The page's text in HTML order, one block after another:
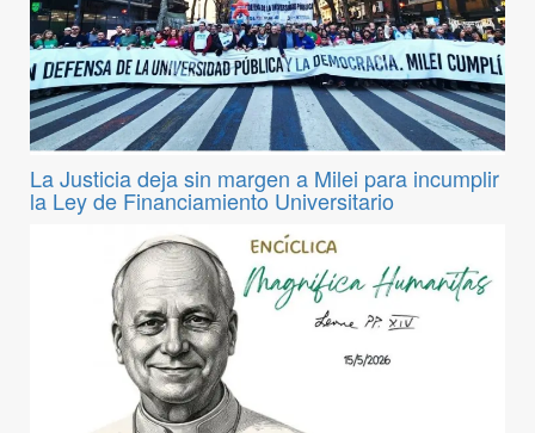
La Justicia deja sin margen a Milei para incumplir
la Ley de Financiamiento Universitario